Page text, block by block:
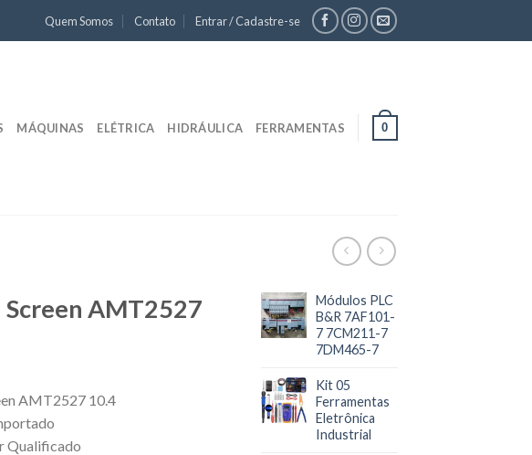
Quem Somos Contato Entrar / Cadastre-se
MÁQUINAS ELÉTRICA HIDRÁULICA FERRAMENTAS 0
Screen AMT2527
AMT2527 10.4
Qualificado
Módulos PLC
B&R 7AF101-
7 7CM211-7
7DM465-7
Kit 05
Ferramentas
Eletrônica
Industrial